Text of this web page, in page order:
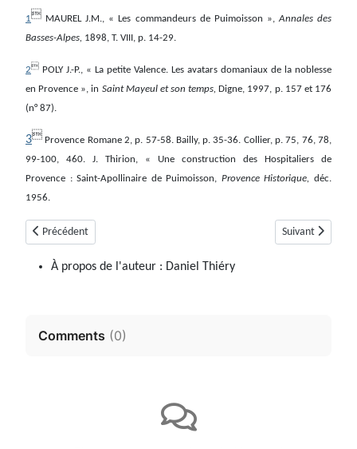
1 MAUREL J.M., « Les commandeurs de Puimoisson »,Annales des
Basses-Alpes, 1898, T. VIII, p. 14-29.
2
POLY J.-P., « La petite Valence. Les avatars domaniaux de la noblesse
en Provence », in Saint Mayeul et son temps, Digne, 1997, p. 157 et 176
(n° 87).
3 Provence Romane 2, p. 57-58. Bailly, p. 35-36. Collier, p. 75, 76, 78,
99-100, 460. J. Thirion, « Une construction des Hospitaliers de
Provence : Saint-Apollinaire de Puimoisson, Provence Historique,déc.
1956.
Article précédent : Puimichel
Précédent Article suivant :
Suivant
À propos de l'auteur : Daniel Thiéry
Comments (0)